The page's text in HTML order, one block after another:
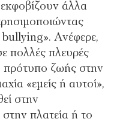
άλλα
bullying». Ανέφερε,
πολλές πλευρές
πρότυπο ζωής στην
«εμείς ή αυτοί»,
στην
πλατεία ή το